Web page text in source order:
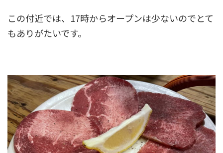
この付近では、17時からオープンは少ないのでとて
もありがたいです。